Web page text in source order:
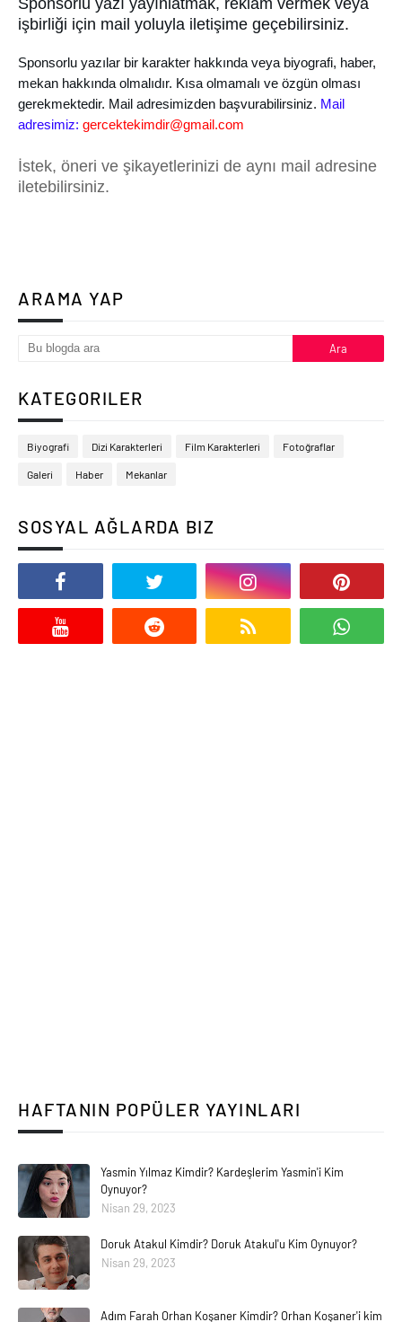
Sponsorlu yazı yayınlatmak, reklam vermek veya
işbirliği için mail yoluyla iletişime geçebilirsiniz.
Sponsorlu yazılar bir karakter hakkında veya biyografi, haber,
mekan hakkında olmalıdır. Kısa olmamalı ve özgün olması
gerekmektedir. Mail adresimizden başvurabilirsiniz. Mail
adresimiz: gercektekimdir@gmail.com
İstek, öneri ve şikayetlerinizi de aynı mail adresine
iletebilirsiniz.
ARAMA YAP
KATEGORILER
Biyografi Dizi Karakterleri Film Karakterleri Fotoğraflar
Galeri Haber Mekanlar
SOSYAL AĞLARDA BIZ
HAFTANIN POPÜLER YAYINLARI
Yasmin Yılmaz Kimdir? Kardeşlerim Yasmin'i Kim
Oynuyor?
Nisan 29, 2023
Doruk Atakul Kimdir? Doruk Atakul'u Kim Oynuyor?
Nisan 29, 2023
Adım Farah Orhan Koşaner Kimdir? Orhan Koşaner'i kim